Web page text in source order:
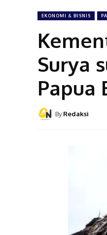
EKONOMI & BISNIS
Surya
Papua
By Redaksi